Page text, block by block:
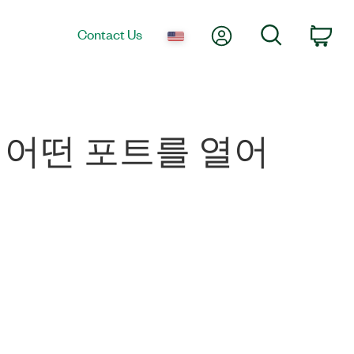
Contact Us My AccountSearch
떤 포트를 열어